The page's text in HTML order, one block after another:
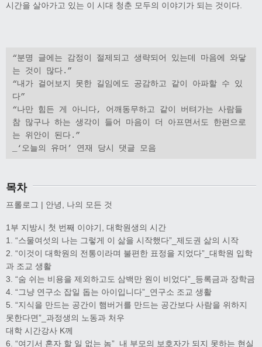
시간을 살아가고 있는 이 시대 청춘 모두의 이야기가 되는 것이다.
“분명 글에는 감정이 절제되고 생략되어 있는데 마음에 와닿
는 것이 많다.”
“내가 걸어보지 못한 길임에도 공감하고 같이 아파할 수 있
다”
“나만 힘든 게 아니다, 어깨동무하고 같이 버텨가는 사람들
참 많구나 하는 생각이 들어 마음이 더 아프면서도 한편으로
는 위안이 된다.”
_‘오늘의 유머’ 연재 당시 댓글 모음
목차
프롤로그 | 안녕, 나의 모든 것
1부 지방시 첫 번째 이야기, 대학원생의 시간
1. “스물여섯의 나는 그렇게 이 삶을 시작했다”_제도권 삶의 시작
2. “이것이 대학원의 전통이라며 불편한 표정을 지었다”_대학원 입학
과 조교 생활
3. “숨 쉬는 비용을 제외하고도 삼백만 원이 비었다”_등록금과 장학금
4. “그냥 연구소 잡일 돕는 아이입니다”_연구소 조교 생활
5. “지식을 만드는 공간이 햄버거를 만드는 공간보다 사람을 위하지
못한다면”_과정생의 노동과 처우
대학 시간강사 K께
6. “여기서 혼자 할 일 없는 놈”_내 부모의 보호자가 되지 못하는 현실